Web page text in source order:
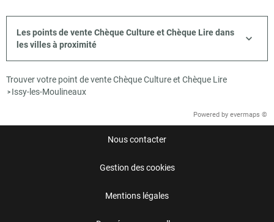
Les points de vente Chèque Culture et Chèque Lire dans
les villes à proximité
Trouver votre point de vente Chèque Culture et Chèque Lire
> Issy-les-Moulineaux
Powered by evermaps ©
Nous contacter
Gestion des cookies
Mentions légales